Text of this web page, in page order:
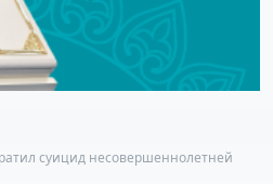
суицид несовершеннолетней